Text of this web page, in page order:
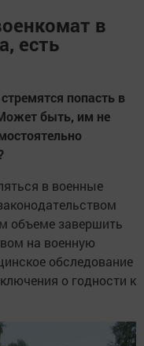
в
есть
попасть в
быть, им не
в военные
объеме завершить
на военную
обследование
о годности к